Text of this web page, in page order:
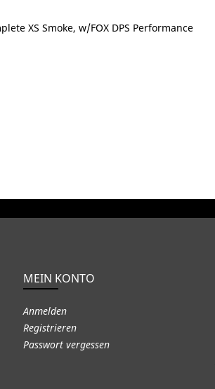
XS Smoke, w/FOX DPS Performance
MEIN KONTO
Anmelden
Registrieren
Passwort vergessen